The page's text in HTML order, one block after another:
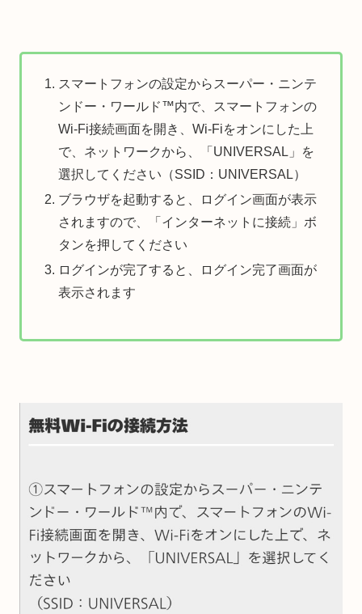
スマートフォンの設定からスーパー・ニンテ
ンドー・ワールド™内で、スマートフォンの
Wi-Fi接続画面を開き、Wi-Fiをオンにした上
で、ネットワークから、「UNIVERSAL」を
選択してください（SSID：UNIVERSAL）
ブラウザを起動すると、ログイン画面が表示
されますので、「インターネットに接続」ボ
タンを押してください
ログインが完了すると、ログイン完了画面が
表示されます